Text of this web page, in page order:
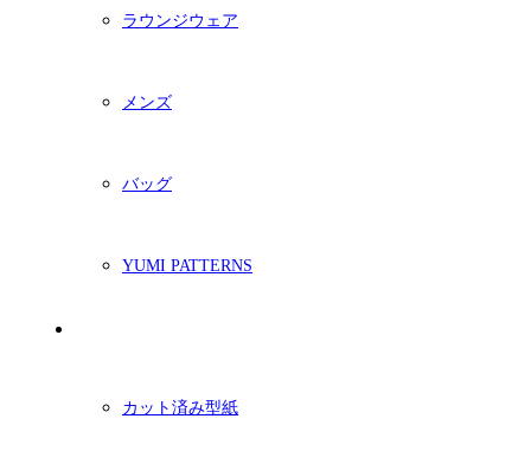
ラウンジウェア
メンズ
バッグ
YUMI PATTERNS
カット済み型紙